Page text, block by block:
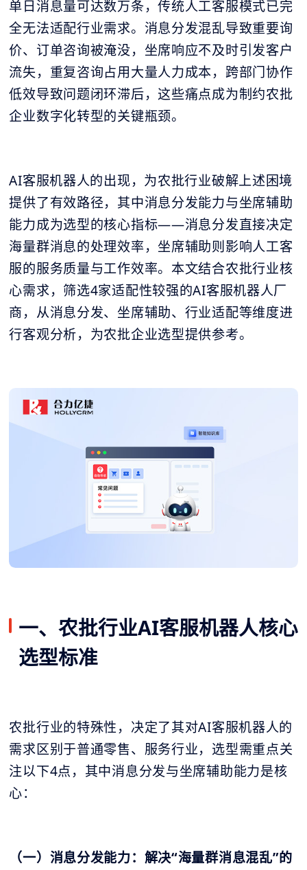
单日消息量可达数万条，传统人工客服模式已完
全无法适配行业需求。消息分发混乱导致重要询
价、订单咨询被淹没，坐席响应不及时引发客户
流失，重复咨询占用大量人力成本，跨部门协作
低效导致问题闭环滞后，这些痛点成为制约农批
企业数字化转型的关键瓶颈。
AI客服机器人的出现，为农批行业破解上述困境
提供了有效路径，其中消息分发能力与坐席辅助
能力成为选型的核心指标——消息分发直接决定
海量群消息的处理效率，坐席辅助则影响人工客
服的服务质量与工作效率。本文结合农批行业核
心需求，筛选4家适配性较强的AI客服机器人厂
商，从消息分发、坐席辅助、行业适配等维度进
行客观分析，为农批企业选型提供参考。
一、农批行业AI客服机器人核心
选型标准
农批行业的特殊性，决定了其对AI客服机器人的
需求区别于普通零售、服务行业，选型需重点关
注以下4点，其中消息分发与坐席辅助能力是核
心：
（一）消息分发能力：解决“海量群消息混乱”的